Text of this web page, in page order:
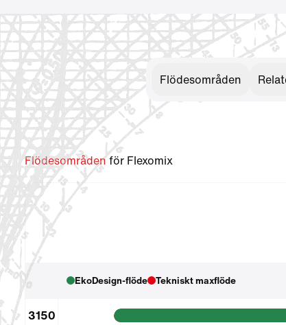
Flödesområden
Flödesområdenför Flexomix
EkoDesign-flöde Tekniskt maxflöde
3150